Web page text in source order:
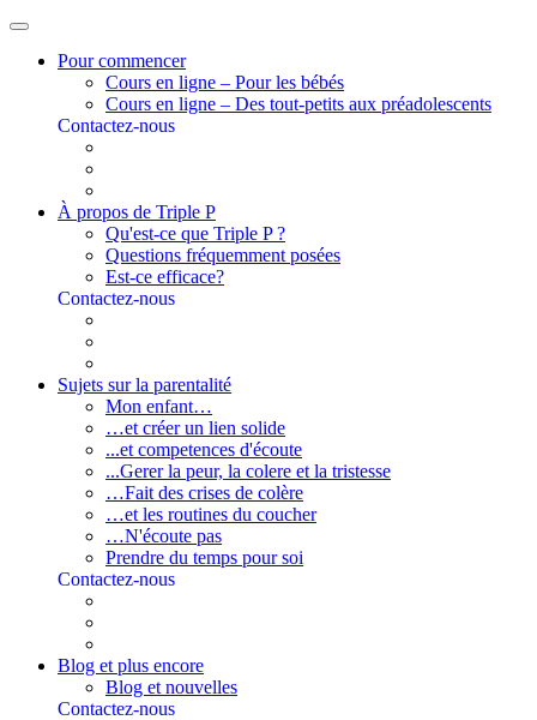
Pour commencer
Cours en ligne – Pour les bébés
Cours en ligne – Des tout-petits aux préadolescents
Contactez-nous
À propos de Triple P
Qu'est-ce que Triple P ?
Questions fréquemment posées
Est-ce efficace?
Contactez-nous
Sujets sur la parentalité
Mon enfant…
…et créer un lien solide
...et competences d'écoute
...Gerer la peur, la colere et la tristesse
…Fait des crises de colère
…et les routines du coucher
…N'écoute pas
Prendre du temps pour soi
Contactez-nous
Blog et plus encore
Blog et nouvelles
Contactez-nous